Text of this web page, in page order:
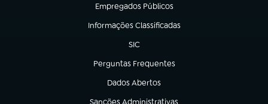
Empregados Públicos
(abre em nova aba)
Informações Classificadas
(abre em nova aba)
SIC
(abre em nova aba)
Perguntas Frequentes
(abre em nova aba)
Dados Abertos
(abre em nova aba)
Sanções Administrativas